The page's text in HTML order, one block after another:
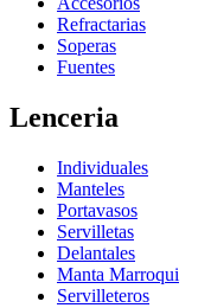
Refractarias
Soperas
Fuentes
Lenceria
Individuales
Manteles
Portavasos
Servilletas
Delantales
Manta Marroqui
Servilleteros